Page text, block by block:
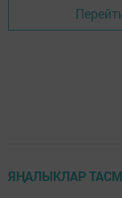
ЯҢАЛЫКЛАР